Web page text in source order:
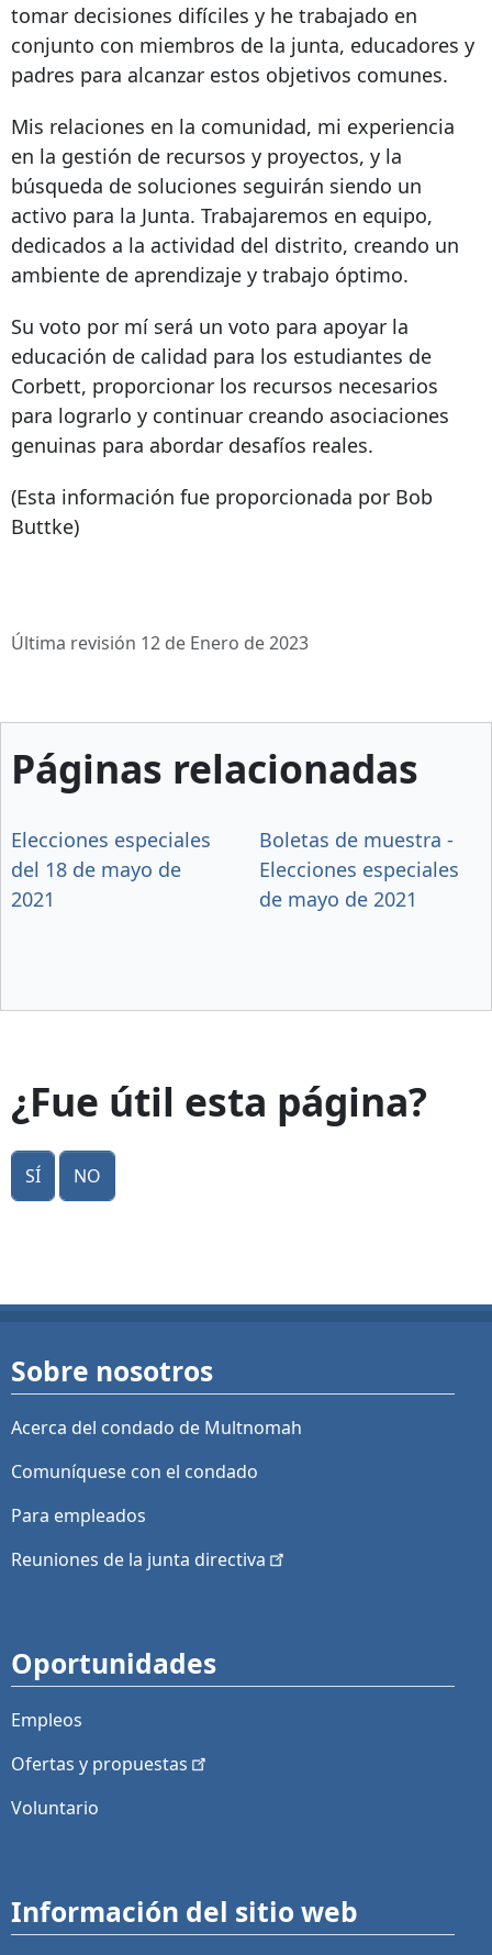
tomar decisiones difíciles y he trabajado en
conjunto con miembros de la junta, educadores y
padres para alcanzar estos objetivos comunes.
Mis relaciones en la comunidad, mi experiencia
en la gestión de recursos y proyectos, y la
búsqueda de soluciones seguirán siendo un
activo para la Junta. Trabajaremos en equipo,
dedicados a la actividad del distrito, creando un
ambiente de aprendizaje y trabajo óptimo.
Su voto por mí será un voto para apoyar la
educación de calidad para los estudiantes de
Corbett, proporcionar los recursos necesarios
para lograrlo y continuar creando asociaciones
genuinas para abordar desafíos reales.
(Esta información fue proporcionada por Bob
Buttke)
Última revisión 12 de Enero de 2023
Páginas relacionadas
Elecciones especiales
del 18 de mayo de
2021
Boletas de muestra -
Elecciones especiales
de mayo de 2021
¿Fue útil esta página?
Sí No
Sobre nosotros
Acerca del condado de Multnomah
Comuníquese con el condado
Para empleados
Reuniones de la junta directiva
Oportunidades
Empleos
Ofertas y propuestas
Voluntario
Información del sitio web